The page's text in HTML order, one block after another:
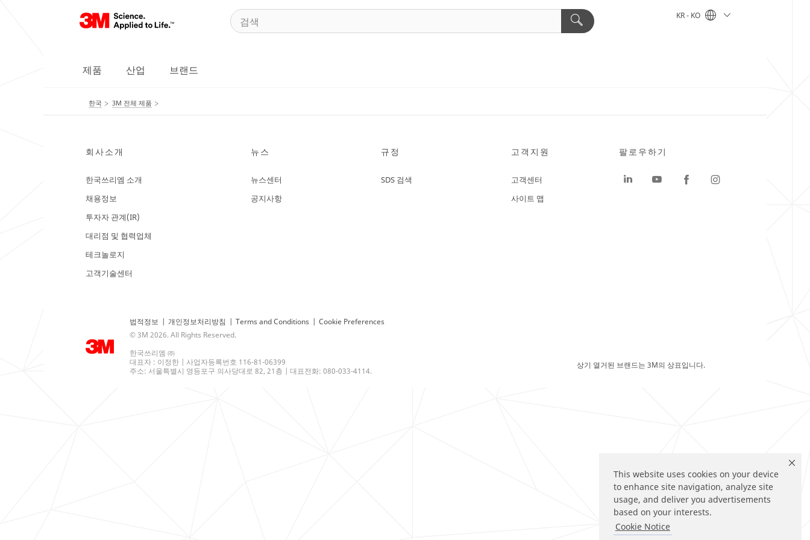
This website uses cookies on your device
to enhance site navigation, analyze site
usage, and deliver you advertisements
based on your interests.
Cookie Notice
KR - KO
제품 산업 브랜드
한국 3M 전체 제품
회사소개
한국쓰리엠 소개
채용정보
투자자 관계(IR)
대리점 및 협력업체
테크놀로지
고객기술센터
뉴스
뉴스센터
공지사항
규정
SDS 검색
고객지원
고객센터
사이트 맵
법적정보 | 개인정보처리방침 | Terms and Conditions | Cookie Preferences
© 3M 2026. All Rights Reserved.
한국쓰리엠 ㈜
대표자 : 이정한 | 사업자등록번호 116-81-06399
주소: 서울특별시 영등포구 의사당대로 82, 21층 | 대표전화: 080-033-4114.
팔로우하기
상기 열거된 브랜드는 3M의 상표입니다.